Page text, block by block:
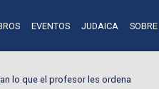
EVENTOS JUDAICA
lo que el profesor les ordena